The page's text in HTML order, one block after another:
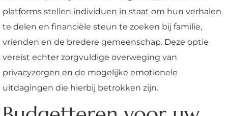
platforms stellen individuen in staat om hun verhalen
te delen en financiële steun te zoeken bij familie,
vrienden en de bredere gemeenschap. Deze optie
vereist echter zorgvuldige overweging van
privacyzorgen en de mogelijke emotionele
uitdagingen die hierbij betrokken zijn.